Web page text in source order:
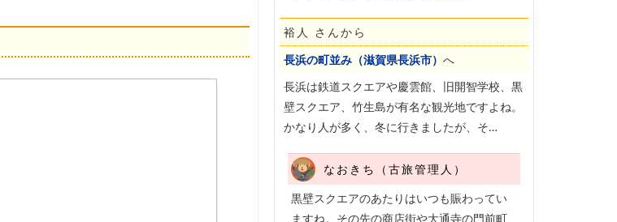
裕人 さんから
長浜の町並み（滋賀県長浜市） へ
長浜は鉄道スクエアや慶雲館、旧開智学校、黒
壁スクエア、竹生島が有名な観光地ですよね。
かなり人が多く、冬に行きましたが、そ…
なおきち（古旅管理人）
黒壁スクエアのあたりはいつも賑わってい
ますね。その先の商店街や大通寺の門前町